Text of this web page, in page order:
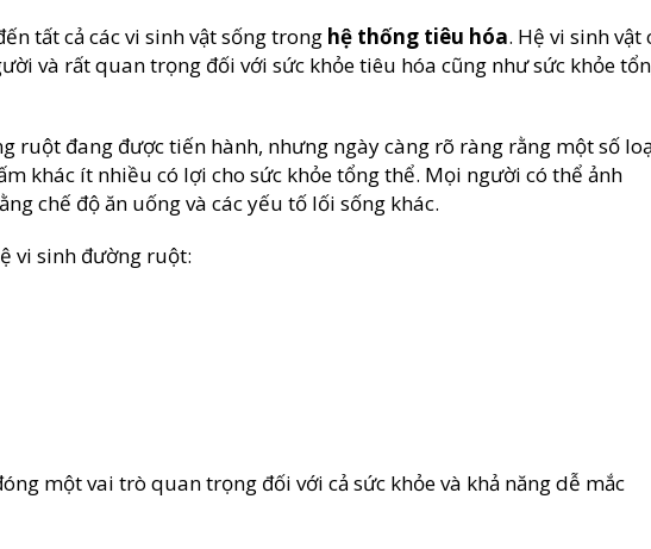
tất cả các vi sinh vật sống trong hệ thống tiêu hóa. Hệ vi sinh vật
và rất quan trọng đối với sức khỏe tiêu hóa cũng như sức khỏe
ruột đang được tiến hành, nhưng ngày càng rõ ràng rằng một số
khác ít nhiều có lợi cho sức khỏe tổng thể. Mọi người có thể ảnh
chế độ ăn uống và các yếu tố lối sống khác.
vi sinh đường ruột:
một vai trò quan trọng đối với cả sức khỏe và khả năng dễ mắc